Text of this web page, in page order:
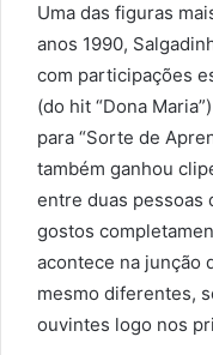
Uma das figuras
anos 1990,
com participações
(do hit “Dona
para “Sorte de
também ganhou
entre duas pessoas
gostos
acontece na junção
mesmo diferentes,
ouvintes logo nos